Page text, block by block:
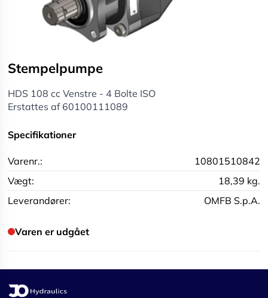
Stempelpumpe
HDS 108 cc Venstre - 4 Bolte ISO
Erstattes af 60100111089
Specifikationer
Varenr.:
10801510842
Vægt:
18,39 kg.
Leverandører:
OMFB S.p.A.
Varen er udgået